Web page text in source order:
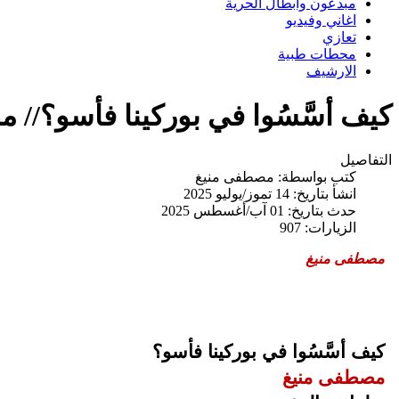
مبدعون وابطال الحرية
اغاني وفيديو
تعازي
محطات طبية
الارشيف
كيف أسَّسُوا في بوركينا فأسو؟//
التفاصيل
كتب بواسطة: مصطفى منيغ
انشأ بتاريخ: 14 تموز/يوليو 2025
حدث بتاريخ: 01 آب/أغسطس 2025
الزيارات: 907
مصطفى منيغ
كيف أسَّسُوا في بوركينا فأسو؟
مصطفى منيغ